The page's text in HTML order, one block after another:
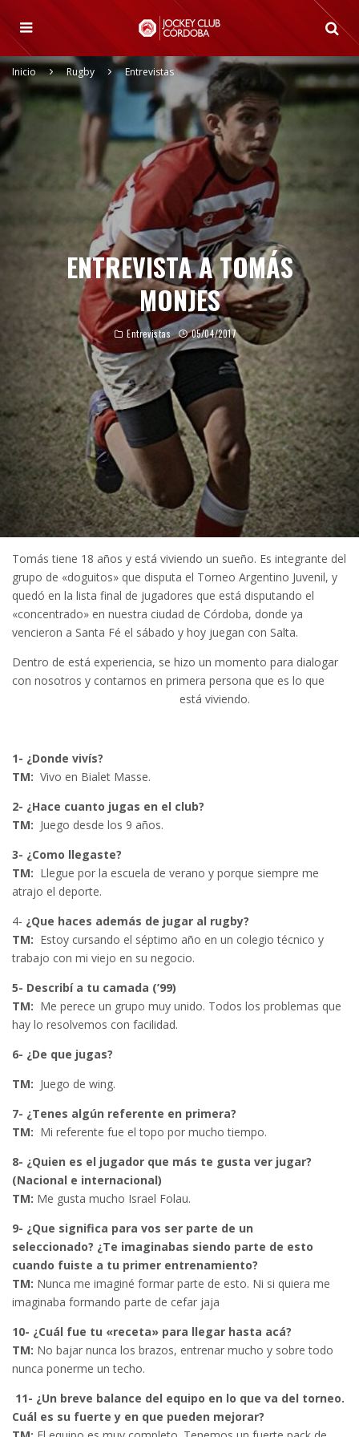
Inicio Rugby Entrevistas
ENTREVISTA A TOMÁS
MONJES
Entrevistas 05/04/2017
Tomás tiene 18 años y está viviendo un sueño. Es integrante del
grupo de «doguitos» que disputa el Torneo Argentino Juvenil, y
quedó en la lista final de jugadores que está disputando el
«concentrado» en nuestra ciudad de Córdoba, donde ya
vencieron a Santa Fé el sábado y hoy juegan con Salta.
Dentro de está experiencia, se hizo un momento para dialogar
con nosotros y contarnos en primera persona que es lo que
está viviendo.
1- ¿Donde vivís?
TM: Vivo en Bialet Masse.
2- ¿Hace cuanto jugas en el club?
TM: Juego desde los 9 años.
3- ¿Como llegaste?
TM: Llegue por la escuela de verano y porque siempre me
atrajo el deporte.
4- ¿Que haces además de jugar al rugby?
TM: Estoy cursando el séptimo año en un colegio técnico y
trabajo con mi viejo en su negocio.
5- Describí a tu camada (’99)
TM: Me perece un grupo muy unido. Todos los problemas que
hay lo resolvemos con facilidad.
6- ¿De que jugas?
TM: Juego de wing.
7- ¿Tenes algún referente en primera?
TM: Mi referente fue el topo por mucho tiempo.
8- ¿Quien es el jugador que más te gusta ver jugar?
(Nacional e internacional)
TM: Me gusta mucho Israel Folau.
9- ¿Que significa para vos ser parte de un
seleccionado? ¿Te imaginabas siendo parte de esto
cuando fuiste a tu primer entrenamiento?
TM: Nunca me imaginé formar parte de esto. Ni si quiera me
imaginaba formando parte de cefar jaja
10- ¿Cuál fue tu «receta» para llegar hasta acá?
TM: No bajar nunca los brazos, entrenar mucho y sobre todo
nunca ponerme un techo.
11- ¿Un breve balance del equipo en lo que va del torneo.
Cuál es su fuerte y en que pueden mejorar?